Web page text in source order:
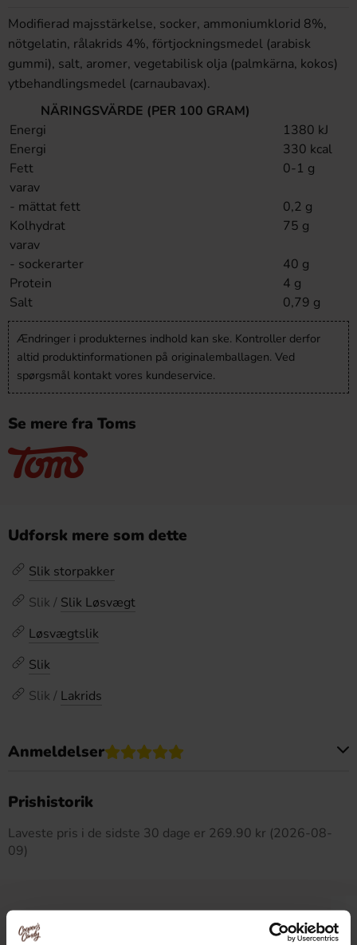
Modifierad majsstärkelse, socker, ammoniumklorid 8%,
nötgelatin, rålakrids 4%, förtjockningsmedel (arabisk
gummi), salt, aromer, vegetabilisk olja (palmkärna, kokos)
ytbehandlingsmedel (carnaubavax).
NÄRINGSVÄRDE (PER 100 GRAM)
Energi
1380 kJ
Energi
330 kcal
Fett
0-1 g
varav
- mättat fett
0,2 g
Kolhydrat
75 g
varav
- sockerarter
40 g
Protein
4 g
Salt
0,79 g
Ændringer i produkternes indhold kan ske. Kontroller derfor
altid produktinformationen på originalemballagen. Ved
spørgsmål kontakt vores kundeservice.
Se mere fra Toms
Udforsk mere som dette
Slik storpakker
Slik / Slik Løsvægt
Løsvægtslik
Slik
Slik / Lakrids
Anmeldelser
Prishistorik
Laveste pris i de sidste 30 dage er 269.90 kr (2026-08-
09)
Relaterede produkter